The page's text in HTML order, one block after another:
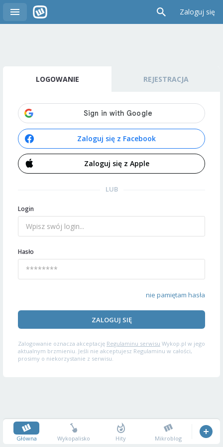
Zaloguj się
LOGOWANIE REJESTRACJA
Zaloguj się z Facebook
Zaloguj się z Apple
LUB
Login
Hasło
nie pamiętam hasła
ZALOGUJ SIĘ
Zalogowanie oznacza akceptację Regulaminu serwisu Wykop.pl w jego
aktualnym brzmieniu. Jeśli nie akceptujesz Regulaminu w całości,
prosimy o niekorzystanie z serwisu.
Główna Wykopalisko Hity Mikroblog